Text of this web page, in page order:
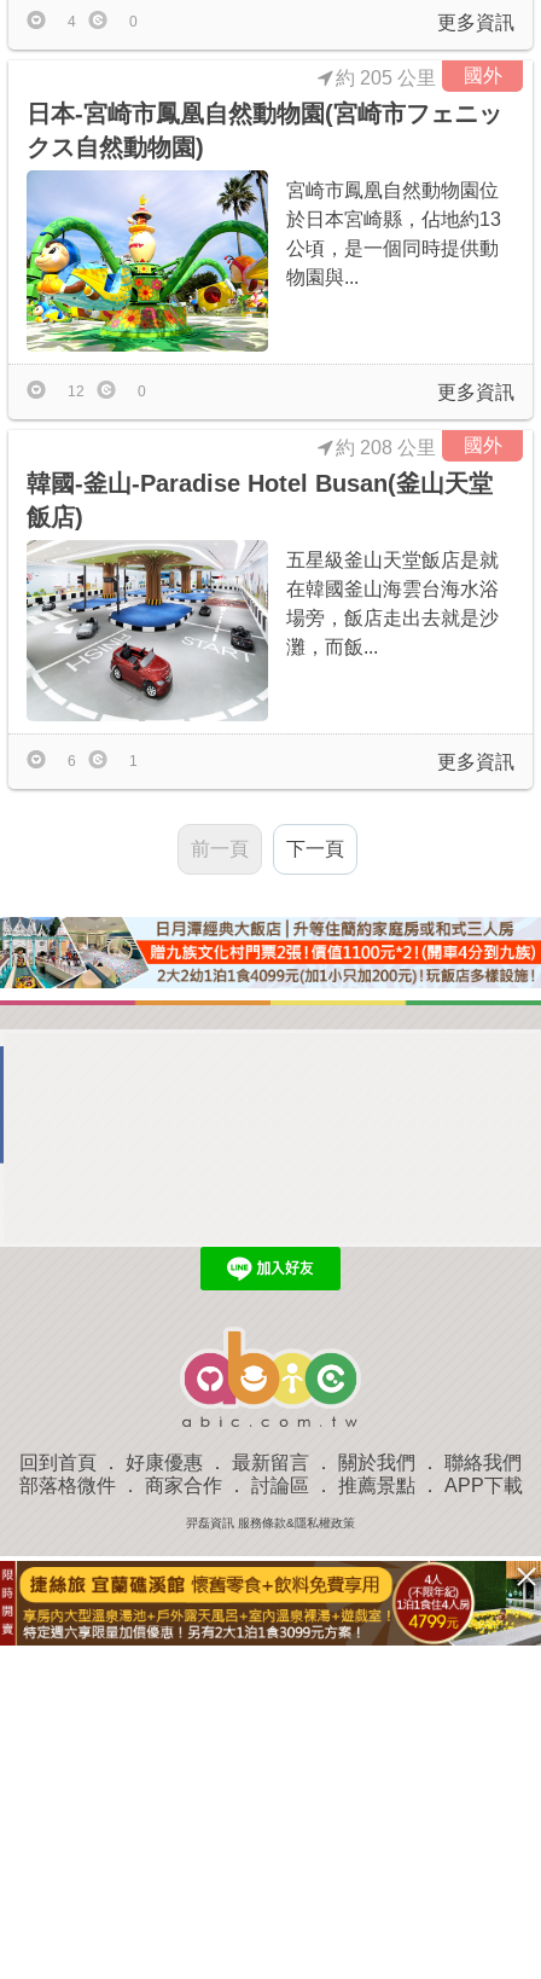
更多資訊
4 0
國外
約 205 公里
日本-宮崎市鳳凰自然動物園(宮崎市フェニッ
クス自然動物園)
宮崎市鳳凰自然動物園位
於日本宮崎縣，佔地約13
公頃，是一個同時提供動
物園與...
更多資訊
12 0
國外
約 208 公里
韓國-釜山-Paradise Hotel Busan(釜山天堂
飯店)
五星級釜山天堂飯店是就
在韓國釜山海雲台海水浴
場旁，飯店走出去就是沙
灘，而飯...
更多資訊
6 1
前一頁 下一頁
回到首頁 ． 好康優惠 ． 最新留言 ． 關於我們 ． 聯絡我們
部落格微件． 商家合作． 討論區 ． 推薦景點． APP下載
羿磊資訊 服務條款&隱私權政策